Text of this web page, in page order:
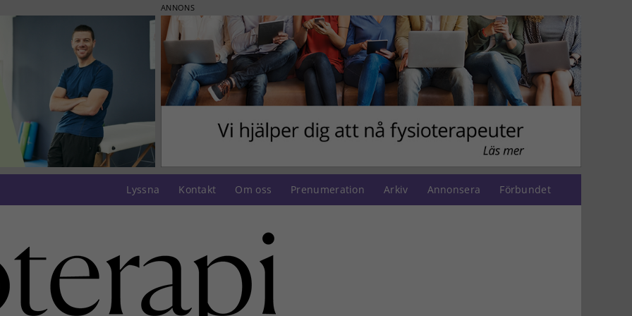
ANNONS
Lyssna Kontakt Om oss Prenumeration Arkiv Annonsera Förbundet